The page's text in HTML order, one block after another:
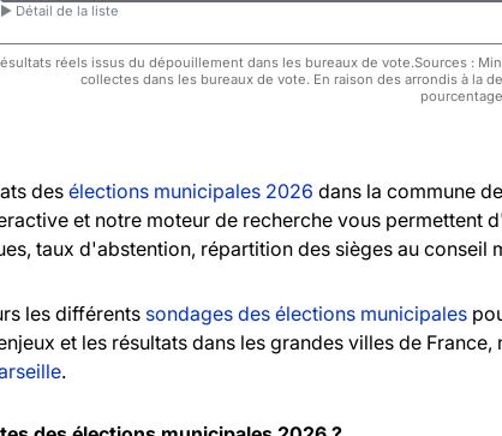
► Détail de la liste
réels issus du dépouillement dans les bureaux de vote.Sources :
collectes dans les bureaux de vote. En raison des arrondis à la
des élections municipales 2026 dans la commune
et notre moteur de recherche vous permettent
taux d'abstention, répartition des sièges au conseil
les différents sondages des élections municipales
et les résultats dans les grandes villes de France,
.